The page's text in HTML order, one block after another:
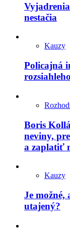
nestačia
Kauzy
Policajná
Boris
neviny,
a zaplatiť
Kauzy
Je možné,
utajený?